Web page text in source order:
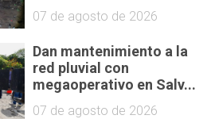
07 de agosto de 2026
Dan mantenimiento a la
red pluvial con
megaoperativo en Salv...
07 de agosto de 2026